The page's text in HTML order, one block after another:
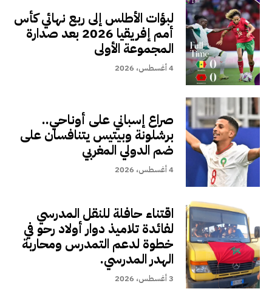
لبؤات الأطلس إلى ربع نهائي كأس
أمم إفريقيا 2026 بعد صدارة
المجموعة الأولى
4 أغسطس، 2026
صراع إسباني على أوناحي..
برشلونة وبيتيس يتنافسان على
ضم الدولي المغربي
4 أغسطس، 2026
اقتناء حافلة للنقل المدرسي
لفائدة تلاميذ دوار أولاد رحو في
خطوة لدعم التمدرس ومحاربة
الهدر المدرسي.
3 أغسطس، 2026